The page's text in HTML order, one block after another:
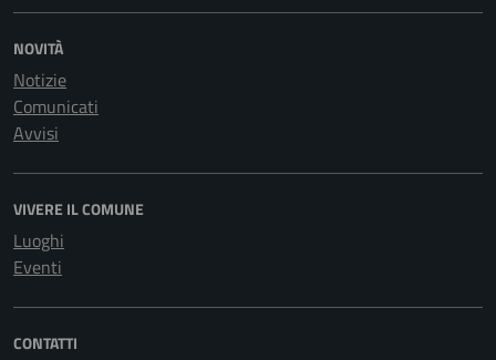
NOVITÀ
Notizie
Comunicati
Avvisi
VIVERE IL COMUNE
Luoghi
Eventi
CONTATTI